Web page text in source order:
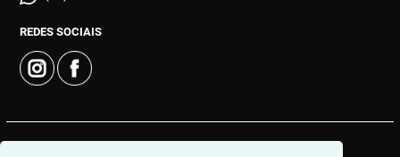
REDES SOCIAIS